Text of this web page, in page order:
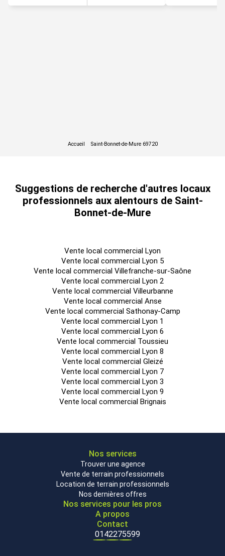
Suggestions de recherche d'autres locaux
professionnels aux alentours de Saint-
Bonnet-de-Mure
Vente local commercial Lyon
Vente local commercial Lyon 5
Vente local commercial Villefranche-sur-Saône
Vente local commercial Lyon 2
Vente local commercial Villeurbanne
Vente local commercial Anse
Vente local commercial Sathonay-Camp
Vente local commercial Lyon 1
Vente local commercial Lyon 6
Vente local commercial Toussieu
Vente local commercial Lyon 8
Vente local commercial Gleizé
Vente local commercial Lyon 7
Vente local commercial Lyon 3
Vente local commercial Lyon 9
Vente local commercial Brignais
Nos services
Trouver une agence
Vente de terrain professionnels
Location de terrain professionnels
Nos dernières offres
Nos services pour les pros
A propos
Contact
0142275599